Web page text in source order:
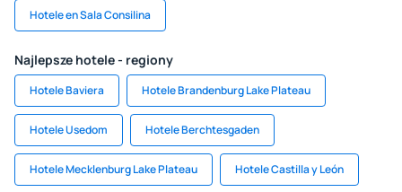
Hotele en Sala Consilina
Najlepsze hotele - regiony
Hotele Baviera Hotele Brandenburg Lake Plateau
Hotele Usedom Hotele Berchtesgaden
Hotele Mecklenburg Lake Plateau Hotele Castilla y León